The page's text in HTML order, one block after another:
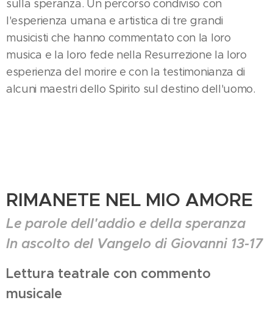
sulla speranza. Un percorso condiviso con
l'esperienza umana e artistica di tre grandi
musicisti che hanno commentato con la loro
musica e la loro fede nella Resurrezione la loro
esperienza del morire e con la testimonianza di
alcuni maestri dello Spirito sul destino dell'uomo.
RIMANETE NEL MIO AMORE
Le parole dell'addio e della speranza
In ascolto del Vangelo di Giovanni 13-17
Lettura teatrale con commento
musicale